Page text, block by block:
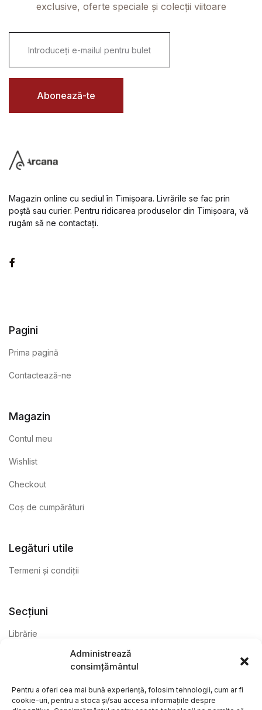
Administrează
consimțământul
Pentru a oferi cea mai bună experiență, folosim tehnologii, cum ar fi
cookie-uri, pentru a stoca și/sau accesa informațiile despre
exclusive, oferte speciale și colecții viitoare
i
l
Abonează-te
Magazin online cu sediul în Timișoara. Livrările se fac prin
poștă sau curier. Pentru ridicarea produselor din Timișoara, vă
rugăm să ne contactați.
Pagini
Prima pagină
Contactează-ne
Magazin
Contul meu
Wishlist
Checkout
Coș de cumpărături
Legături utile
Termeni și condiții
Secțiuni
Librărie